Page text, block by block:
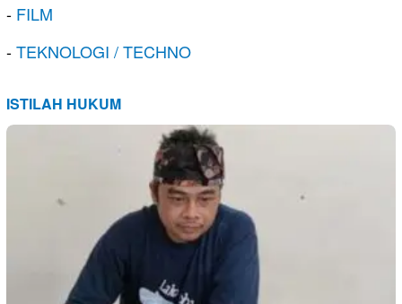
- FILM
-TEKNOLOGI / TECHNO
ISTILAH HUKUM